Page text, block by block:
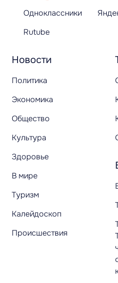
Новости
Политика
Экономика
Общество
Культура
Здоровье
В мире
Туризм
Калейдоскоп
Происшествия
Одноклассники
Rutube